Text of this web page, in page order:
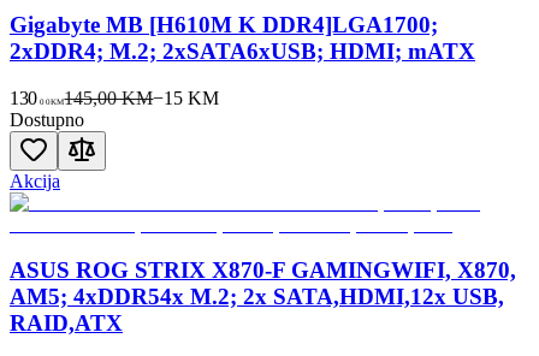
Gigabyte MB [H610M K DDR4]LGA1700;
2xDDR4; M.2; 2xSATA6xUSB; HDMI; mATX
130 00KM145,00 KM−15 KM
Dostupno
Akcija
ASUS ROG STRIX X870-F GAMINGWIFI, X870,
AM5; 4xDDR54x M.2; 2x SATA,HDMI,12x USB,
RAID,ATX